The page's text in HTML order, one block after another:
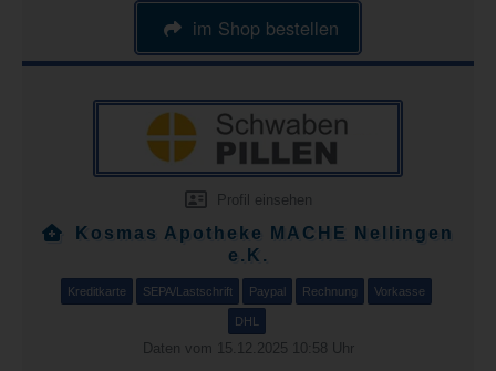
im Shop bestellen
Profil einsehen
Kosmas Apotheke MACHE Nellingen
e.K.
Kreditkarte SEPA/Lastschrift Paypal Rechnung Vorkasse
DHL
Daten vom 15.12.2025 10:58 Uhr